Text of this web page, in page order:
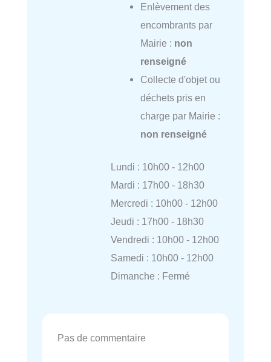
Enlèvement des
encombrants par
Mairie : non
renseigné
Collecte d'objet ou
déchets pris en
charge par Mairie :
non renseigné
Lundi : 10h00 - 12h00
Mardi : 17h00 - 18h30
Mercredi : 10h00 - 12h00
Jeudi : 17h00 - 18h30
Vendredi : 10h00 - 12h00
Samedi : 10h00 - 12h00
Dimanche : Fermé
Pas de commentaire